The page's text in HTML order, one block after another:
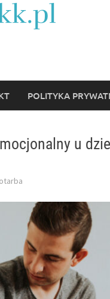
POLITYKA
u